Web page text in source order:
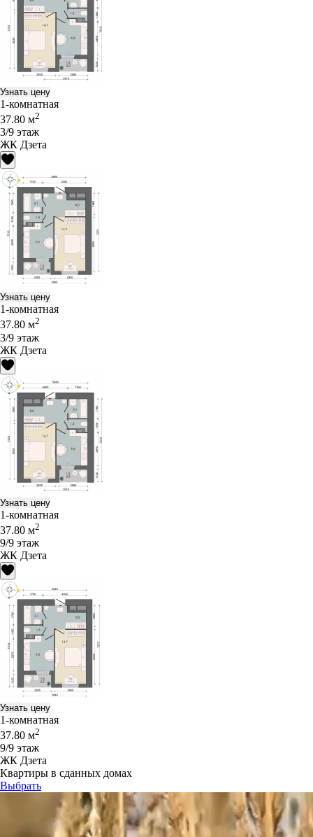
Узнать цену
1-комнатная
37.80 м2
3/9 этаж
ЖК Дзета
Узнать цену
1-комнатная
37.80 м2
3/9 этаж
ЖК Дзета
Узнать цену
1-комнатная
37.80 м2
9/9 этаж
ЖК Дзета
Узнать цену
1-комнатная
37.80 м2
9/9 этаж
ЖК Дзета
Квартиры в сданных домах
Выбрать